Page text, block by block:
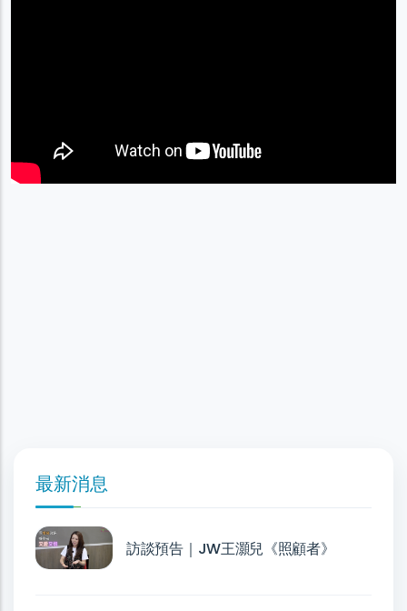
最新消息
訪談預告｜JW王灝兒《照顧者》